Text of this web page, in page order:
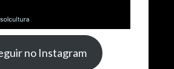
no Instagram